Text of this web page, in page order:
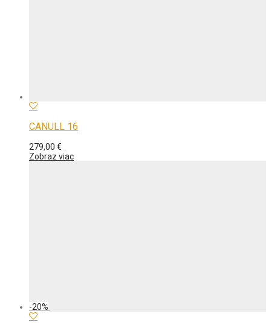
CANULL 16
279,00 €
Zobraz viac
-20%